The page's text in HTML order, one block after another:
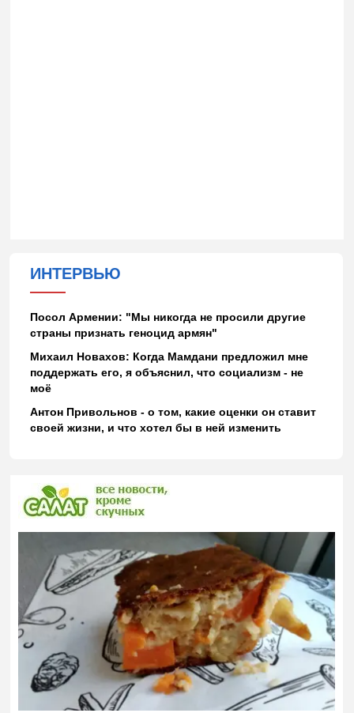
ИНТЕРВЬЮ
Посол Армении: "Мы никогда не просили другие
страны признать геноцид армян"
Михаил Новахов: Когда Мамдани предложил мне
поддержать его, я объяснил, что социализм - не
моё
Антон Привольнов - о том, какие оценки он ставит
своей жизни, и что хотел бы в ней изменить